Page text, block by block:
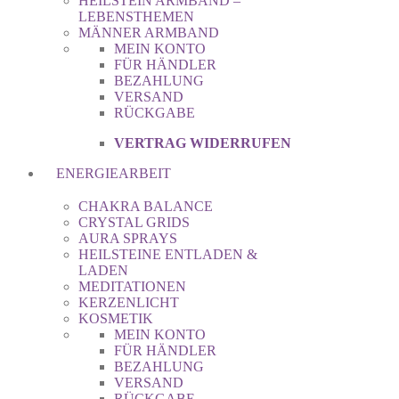
LEBENSTHEMEN
MÄNNER ARMBAND
MEIN KONTO
FÜR HÄNDLER
BEZAHLUNG
VERSAND
RÜCKGABE
VERTRAG WIDERRUFEN
ENERGIEARBEIT
CHAKRA BALANCE
CRYSTAL GRIDS
AURA SPRAYS
HEILSTEINE ENTLADEN &
LADEN
MEDITATIONEN
KERZENLICHT
KOSMETIK
MEIN KONTO
FÜR HÄNDLER
BEZAHLUNG
VERSAND